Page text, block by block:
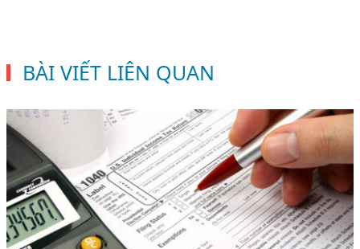
BÀI VIẾT LIÊN QUAN